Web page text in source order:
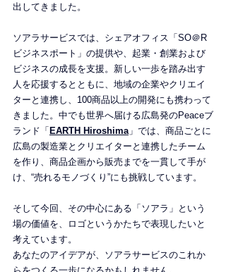
出してきました。
ソアラサービスでは、シェアオフィス「SO＠R
ビジネスポート」の提供や、起業・創業および
ビジネスの成長を支援。新しい一歩を踏み出す
人を応援するとともに、地域の企業やクリエイ
ターと連携し、100商品以上の開発にも携わって
きました。中でも世界へ届ける広島発のPeaceブ
ランド「EARTH Hiroshima 」では、商品ごとに
広島の製造業とクリエイターと連携したチーム
を作り、商品企画から販売までを一貫して手が
け、“売れるモノづくり”にも挑戦しています。
そして今回、その中心にある「ソアラ」という
場の価値を、ロゴというかたちで表現したいと
考えています。
あなたのアイデアが、ソアラサービスのこれか